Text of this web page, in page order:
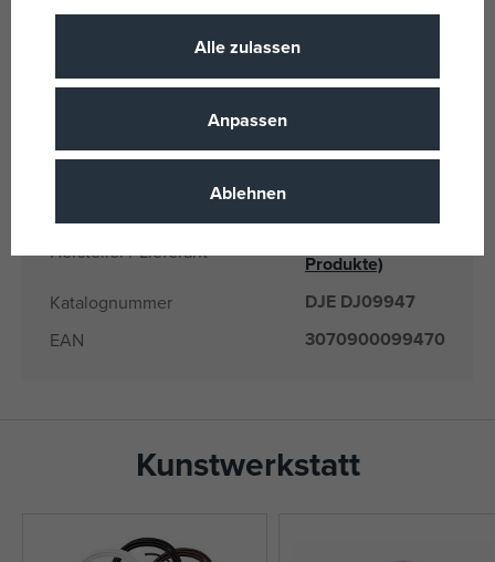
Für Mädchen und
Alter von 4 Jahre
EANs 3070900099470
Hersteller / Lieferant
Produkte)
Katalognummer DJE DJ09947
EAN 3070900099470
Kunstwerkstatt
Alle zulassen
Anpassen
Ablehnen